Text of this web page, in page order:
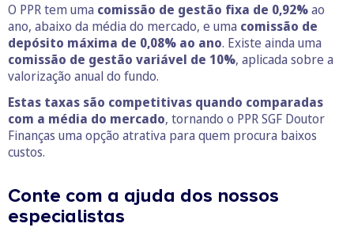
O PPR tem uma comissão de gestão fixa de 0,92%ao
ano, abaixo da média do mercado, e uma comissão de
depósito máxima de 0,08% ao ano. Existe ainda uma
comissão de gestão variável de 10%, aplicada sobre a
valorização anual do fundo.
Estas taxas são competitivas quando comparadas
com a média do mercado, tornando o PPR SGF Doutor
Finanças uma opção atrativa para quem procura baixos
custos.
Conte com a ajuda dos nossos
especialistas